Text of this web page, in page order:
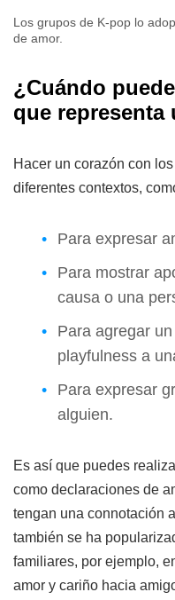
Los grupos de K-pop lo
de amor.
¿Cuándo
que representa
Hacer un corazón con
diferentes contextos,
Para expresar
Para mostrar
causa o una
Para agregar
playfulness a
Para expresar
alguien.
Es así que puedes
como declaraciones de
tengan una connotación
también se ha
familiares, por ejemplo,
amor y cariño hacia